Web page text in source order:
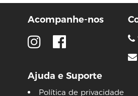
Acompanhe-nos
Ajuda e Suporte
Política de privacidade